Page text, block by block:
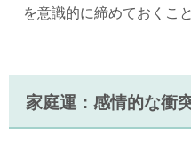
を意識的に締めておくこ
家庭運：感情的な衝